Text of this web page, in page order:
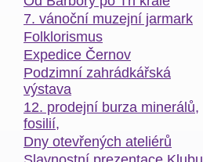
7. vánoční muzejní jarmark
Folklorismus
Expedice Černov
Podzimní zahrádkářská
výstava
12. prodejní burza minerálů,
fosilií,
Dny otevřených ateliérů